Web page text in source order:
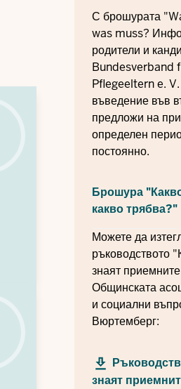
С брошурата
was muss?
родители и
Bundesverband
Pflegeeltern e.
въведение във
предложи на
определен
постоянно.
Брошура
какво трябва?"
Можете да
ръководството
знаят
Общинската
и социални
Вюртемберг:
знаят